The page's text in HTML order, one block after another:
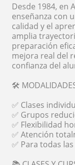
Desde 1984, en
enseñanza con
calidad y el
amplia
preparación
mejora real del
confianza del
🛠️
✅ Clases
✅ Grupos
✅ Flexibilidad
✅ Atención
✅ Para todas